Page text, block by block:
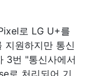
로 LG U+를
지원하지만 통신
3번 "통신사에서
로 처리되어 기